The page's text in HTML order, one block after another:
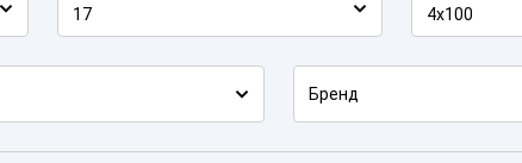
17 4x100
Бренд